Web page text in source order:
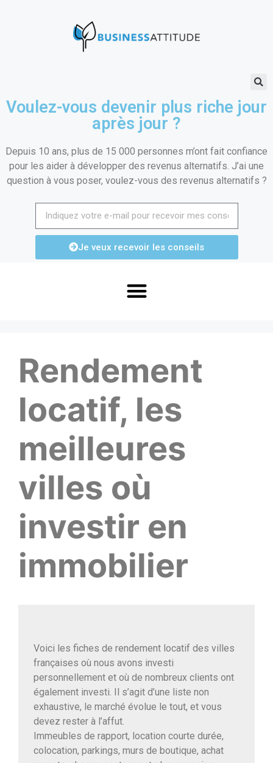
Voulez-vous devenir plus riche jour
après jour ?
Depuis 10 ans, plus de 15 000 personnes m’ont fait confiance
pour les aider à développer des revenus alternatifs. J’ai une
question à vous poser, voulez-vous des revenus alternatifs ?
Je veux recevoir les conseils
Rendement
locatif, les
meilleures
villes où
investir en
immobilier
Voici les fiches de rendement locatif des villes
françaises où nous avons investi
personnellement et où de nombreux clients ont
également investi. Il s’agit d’une liste non
exhaustive, le marché évolue le tout, et vous
devez rester à l’affut.
Immeubles de rapport, location courte durée,
colocation, parkings, murs de boutique, achat